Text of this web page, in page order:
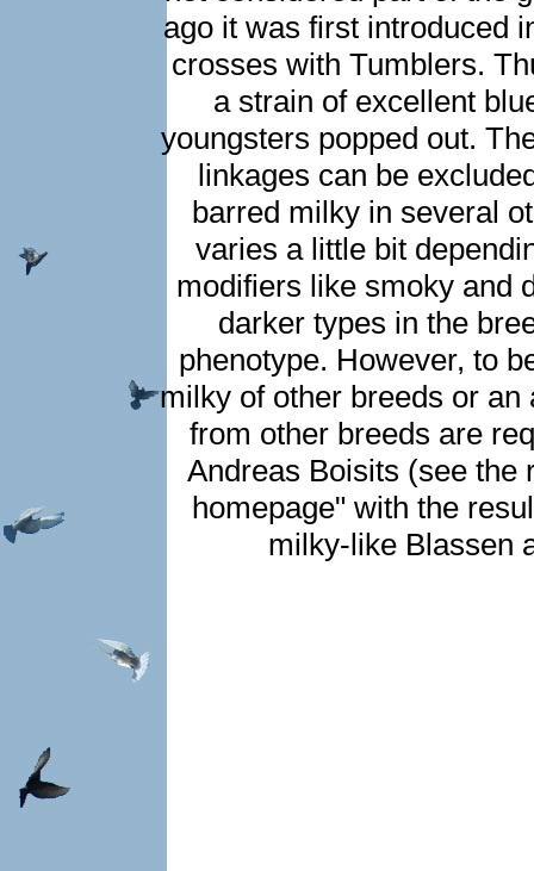
ago it was first introduced
crosses with Tumblers.
a strain of excellent
youngsters popped out.
linkages can be
barred milky in several
varies a little bit
modifiers like smoky and
darker types in the
phenotype. However, to
milky of other breeds or
from other breeds are
Andreas Boisits (see the
homepage" with the
milky-like Blassen